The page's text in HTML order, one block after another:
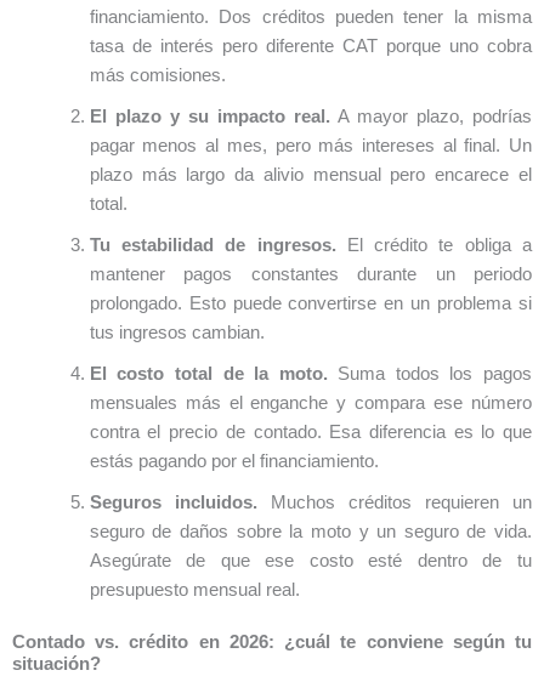
financiamiento. Dos créditos pueden tener la misma
tasa de interés pero diferente CAT porque uno cobra
más comisiones.
El plazo y su impacto real. A mayor plazo, podrías
pagar menos al mes, pero más intereses al final. Un
plazo más largo da alivio mensual pero encarece el
total.
Tu estabilidad de ingresos. El crédito te obliga a
mantener pagos constantes durante un periodo
prolongado. Esto puede convertirse en un problema si
tus ingresos cambian.
El costo total de la moto. Suma todos los pagos
mensuales más el enganche y compara ese número
contra el precio de contado. Esa diferencia es lo que
estás pagando por el financiamiento.
Seguros incluidos. Muchos créditos requieren un
seguro de daños sobre la moto y un seguro de vida.
Asegúrate de que ese costo esté dentro de tu
presupuesto mensual real.
Contado vs. crédito en 2026: ¿cuál te conviene según tu
situación?